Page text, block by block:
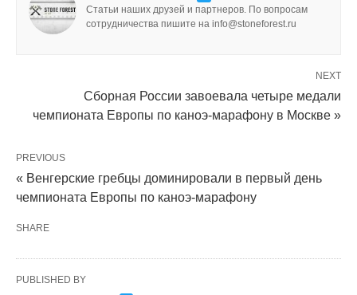
Статьи наших друзей и партнеров. По вопросам
сотрудничества пишите на info@stoneforest.ru
NEXT
Сборная России завоевала четыре медали
чемпионата Европы по каноэ-марафону в Москве »
PREVIOUS
« Венгерские гребцы доминировали в первый день
чемпионата Европы по каноэ-марафону
SHARE
PUBLISHED BY